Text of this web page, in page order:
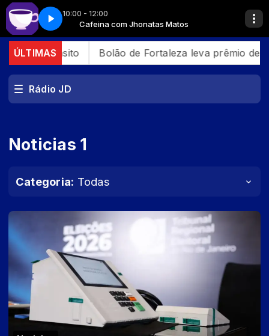
10:00 - 12:00
Cafeina com Jhonatas Matos
Nina beauty Spot
ÚLTIMAS Bolão de Fortaleza leva prêmio de R$ 164
Rádio JD
Noticias 1
Categoria: Todas